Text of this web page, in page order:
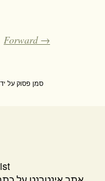
Forward →
סמן פסוק על